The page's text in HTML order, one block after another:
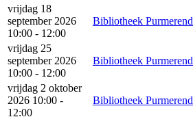
vrijdag 18
september 2026
10:00 - 12:00
Bibliotheek Purmerend
vrijdag 25
september 2026
10:00 - 12:00
Bibliotheek Purmerend
vrijdag 2 oktober
2026 10:00 -
12:00
Bibliotheek Purmerend